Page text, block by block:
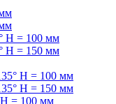
H = 100 мм
H = 150 мм
H = 100 мм
H = 150 мм
= 100 мм